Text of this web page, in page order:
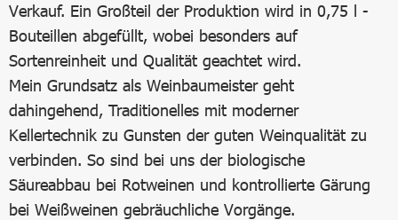
Verkauf. Ein Großteil der Produktion wird in 0,75 l -
Bouteillen abgefüllt, wobei besonders auf
Sortenreinheit und Qualität geachtet wird.
Mein Grundsatz als Weinbaumeister geht
dahingehend, Traditionelles mit moderner
Kellertechnik zu Gunsten der guten Weinqualität zu
verbinden. So sind bei uns der biologische
Säureabbau bei Rotweinen und kontrollierte Gärung
bei Weißweinen gebräuchliche Vorgänge.